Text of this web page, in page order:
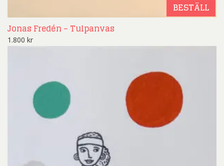
BESTÄLL
Jonas Fredén – Tulpanvas
1.800 kr